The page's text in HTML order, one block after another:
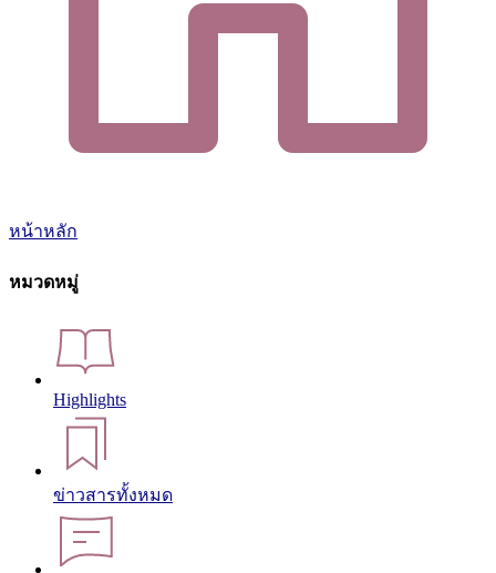
หน้าหลัก
หมวดหมู่
Highlights
ข่าวสารทั้งหมด